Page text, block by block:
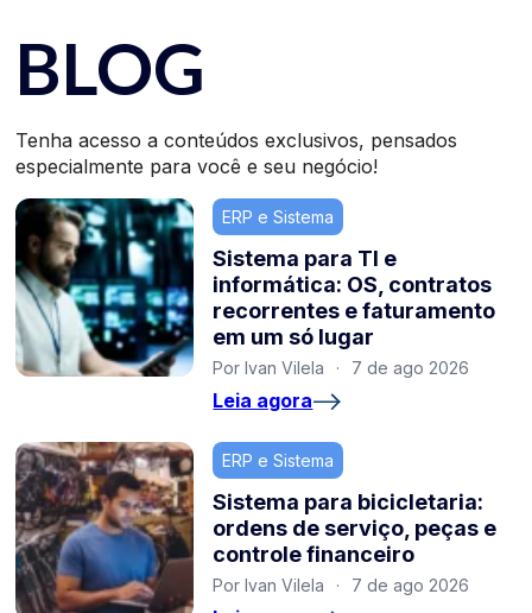
BLOG
Tenha acesso a conteúdos exclusivos, pensados
especialmente para você e seu negócio!
ERP e Sistema
Sistema para TI e
informática: OS, contratos
recorrentes e faturamento
em um só lugar
Por Ivan Vilela · 7 de ago 2026
Leia agora
ERP e Sistema
Sistema para bicicletaria:
ordens de serviço, peças e
controle financeiro
Por Ivan Vilela · 7 de ago 2026